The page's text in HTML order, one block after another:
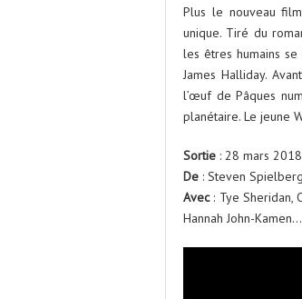
Plus le nouveau
unique. Tiré du
les êtres humains
James Halliday.
l’œuf de Pâques
planétaire. Le jeune
Sortie : 28 mars 2018
De : Steven Spielberg
Avec: Tye Sheridan,
Hannah John-Kamen…